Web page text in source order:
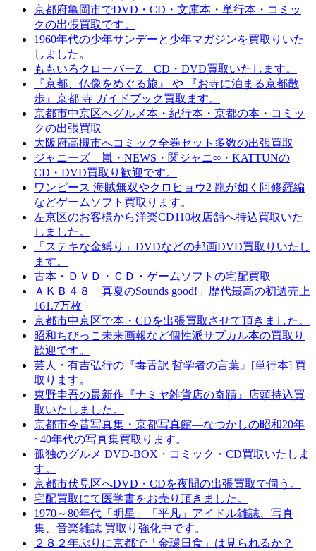
京都府亀岡市でDVD・CD・文庫本・単行本・コミッ
クの出張買取です。
1960年代の少年サンデーと少年マガジンを買取りいた
しました。
ももいろクローバーZ CD・DVD買取いたします。
『京都、仏像をめぐる旅』 や 『お寺に泊まる京都散
歩』京都 寺 ガイドブック買取ます。
京都市中京区へグルメ本・紀行本・京都の本・コミッ
クの出張買取
大阪府高槻市へコミック全巻セット多数の出張買取
ジャニーズ 嵐・NEWS・関ジャニ∞・KATTUNの
CD・DVD買取り歓迎です。
ワンピース 海賊無双やクロヒョウ2 龍が如く阿修羅編
などゲームソフト買取ります。
左京区のお客様から洋楽CD110枚店舗へ持込買取いた
しました。
「ステキな金縛り」DVDなどの邦画DVD買取りいたし
ます。
古本・ＤＶＤ・ＣＤ・ゲームソフトの宅配買取
ＡＫＢ４８「真夏のSounds good!」歴代最高の初週売上
161.7万枚
京都市中京区で本・CDを出張買取させて頂きました。
昭和ちびっこ未来画報など個性派サブカル本の買取り
歓迎です。
芸人・有吉弘行の『毒舌訳 哲学者の言葉』[単行本] 買
取ります。
東野圭吾の最新作『ナミヤ雑貨店の奇蹟』店頭持込買
取いたしました。
京都市今昔写真集・京都写真館―なつかしの昭和20年
~40年代の写真集買取ります。
孤独のグルメ DVD-BOX・コミック・CD買取いたしま
す。
京都市伏見区へDVD・CDを夜間の出張買取で伺う。
宅配買取にて医学書をお売り頂きました。
1970～80年代「明星」「平凡」アイドル雑誌、写真
集、音楽雑誌 買取り強化中です。
２８２年ぶりに京都で「金環日食」は見られるか？